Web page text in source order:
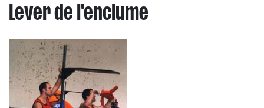
Lever de l'enclume